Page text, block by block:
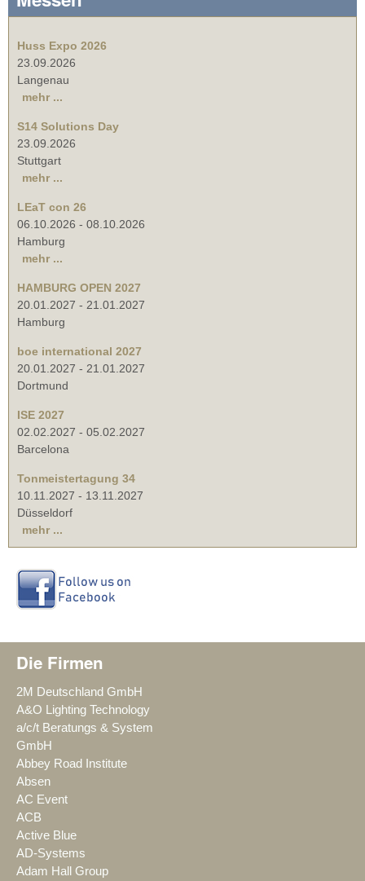
Huss Expo 2026
23.09.2026
Langenau
mehr ...
S14 Solutions Day
23.09.2026
Stuttgart
mehr ...
LEaT con 26
06.10.2026 - 08.10.2026
Hamburg
mehr ...
HAMBURG OPEN 2027
20.01.2027 - 21.01.2027
Hamburg
boe international 2027
20.01.2027 - 21.01.2027
Dortmund
ISE 2027
02.02.2027 - 05.02.2027
Barcelona
Tonmeistertagung 34
10.11.2027 - 13.11.2027
Düsseldorf
mehr ...
Die Firmen
2M Deutschland GmbH
A&O Lighting Technology
a/c/t Beratungs & System
GmbH
Abbey Road Institute
Absen
AC Event
ACB
Active Blue
AD-Systems
Adam Hall Group